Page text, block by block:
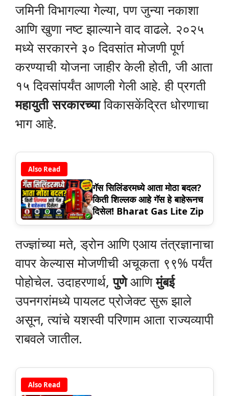
जमिनी विभागल्या गेल्या, पण जुन्या नकाशा
आणि खुणा नष्ट झाल्याने वाद वाढले. २०२५
मध्ये सरकारने ३० दिवसांत मोजणी पूर्ण
करण्याची योजना जाहीर केली होती, जी आता
१५ दिवसांपर्यंत आणली गेली आहे. ही प्रगती
महायुती सरकारच्याविकासकेंद्रित धोरणाचा
भाग आहे.
Also Read
गॅस सिलिंडरमध्ये आता मोठा बदल?
किती शिल्लक आहे गॅस हे बाहेरूनच
दिसेल! Bharat Gas Lite Zip
तज्ज्ञांच्या मते, ड्रोन आणि एआय तंत्रज्ञानाचा
वापर केल्यास मोजणीची अचूकता ९९% पर्यंत
पोहोचेल. उदाहरणार्थ,पुणेआणिमुंबई
उपनगरांमध्ये पायलट प्रोजेक्ट सुरू झाले
असून, त्यांचे यशस्वी परिणाम आता राज्यव्यापी
राबवले जातील.
Also Read